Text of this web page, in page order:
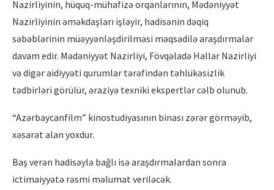
Nazirliyinin, hüquq-mühafizə orqanlarının, Mədəniyyət
Nazirliyinin əməkdaşları işləyir, hadisənin dəqiq
səbəblərinin müəyyənləşdirilməsi məqsədilə araşdırmalar
davam edir. Mədəniyyət Nazirliyi, Fövqəladə Hallar Nazirliyi
və digər aidiyyəti qurumlar tərəfindən təhlükəsizlik
tədbirləri görülür, əraziyə texniki ekspertlər cəlb olunub.
“Azərbaycanfilm” kinostudiyasının binası zərər görməyib,
xəsarət alan yoxdur.
Baş verən hadisəylə bağlı isə araşdırmalardan sonra
ictimaiyyətə rəsmi məlumat veriləcək.